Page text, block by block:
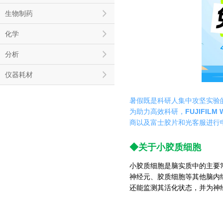
生物制药
化学
分析
仪器耗材
暑假既是科研人集中攻坚实
为助力高效科研， FUJIFILM
商以及富士胶片和光客服进
◆关于小胶质细胞
小胶质细胞是脑实质中的主
神经元、胶质细胞等其他脑
还能监测其活化状态，并为